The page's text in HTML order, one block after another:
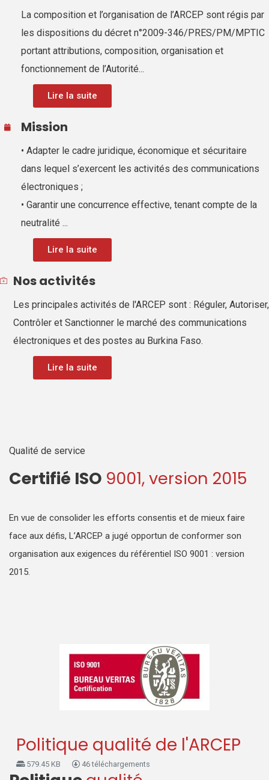
La composition et l’organisation de l’ARCEP sont régis par
les dispositions du décret n°2009-346/PRES/PM/MPTIC
portant attributions, composition, organisation et
fonctionnement de l’Autorité...
Lire la suite
Mission
• Adapter le cadre juridique, économique et sécuritaire
dans lequel s’exercent les activités des communications
électroniques ;
• Garantir une concurrence effective, tenant compte de la
neutralité ...
Lire la suite
Nos activités
Les principales activités de l'ARCEP sont : Réguler, Autoriser,
Contrôler et Sanctionner le marché des communications
électroniques et des postes au Burkina Faso.
Lire la suite
Qualité de service
Certifié ISO 9001, version 2015
En vue de consolider les efforts consentis et de mieux faire
face aux défis, L’ARCEP a jugé opportun de conformer son
organisation aux exigences du référentiel ISO 9001 : version
2015.
Politique qualité de l'ARCEP
579.45 KB 46 téléchargements